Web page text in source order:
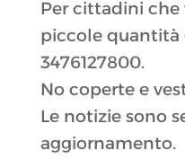
Per cittadini
piccole quantità
3476127800.
No coperte e
Le notizie sono
aggiornamento.